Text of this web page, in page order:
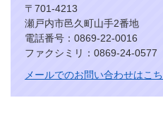
〒701-4213
瀬戸内市邑久町山手2番地
電話番号：0869-22-0016
ファクシミリ：0869-24-0577
メールでのお問い合わせはこ